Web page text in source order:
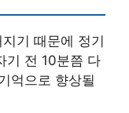
기 때문에 정기
기 전 10분쯤 다
억으로 향상될